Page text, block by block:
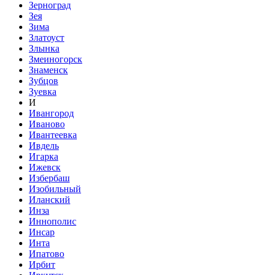
Зерноград
Зея
Зима
Златоуст
Злынка
Змеиногорск
Знаменск
Зубцов
Зуевка
И
Ивангород
Иваново
Ивантеевка
Ивдель
Игарка
Ижевск
Избербаш
Изобильный
Иланский
Инза
Иннополис
Инсар
Инта
Ипатово
Ирбит